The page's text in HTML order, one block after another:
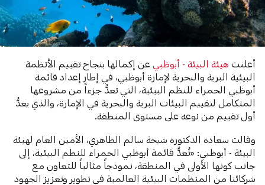
أعلنتهيئة البيئة - أبوظبي عن إكمالها بنجاح تقييم الأنظمة
البيئية البرية والبحرية لإمارة أبوظبي، في إطار إعداد قائمة
أبوظبي الحمراء للنظم البيئية، التي تعدُّ جزءاً من مشروعها
المتكامل لتقييم البيئات البرية والبحرية في الإمارة، والذي يعدُّ
أول تقييم من نوعه على مستوى المنطقة.
وقالت سعادة الدكتورة شيخة سالم الظاهري، الأمين العام لهيئة
البيئة - أبوظبي: «تُعدُّ قائمة أبوظبي الحمراء للنظم البيئية، إلى
جانب كونها الأولى في المنطقة، نموذجاً مثالياً للتعاون مع
شركائنا من المنظمات البيئية العالمية في تطوير وتعزيز الجهود